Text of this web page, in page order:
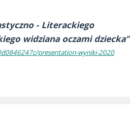
- Literackiego
widziana oczami dziecka”
presentation-wyniki-2020